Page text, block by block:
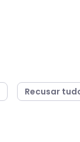
Básica do Sesi
paraRecusar